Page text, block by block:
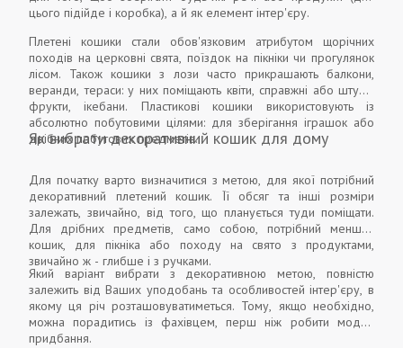
цього підійде і коробка), а й як елемент інтер'єру.
Плетені кошики стали обов'язковим атрибутом щорічних
походів на церковні свята, поїздок на пікніки чи прогулянок
лісом. Також кошики з лози часто прикрашають балкони,
веранди, тераси: у них поміщають квіти, справжні або штучні
фрукти, ікебани. Пластикові кошики використовують із
абсолютно побутовими цілями: для зберігання іграшок або
дрібних побутових предметів.
Як вибрати декоративний кошик для дому
Для початку варто визначитися з метою, для якої потрібний
декоративний плетений кошик. Її обсяг та інші розміри
залежать, звичайно, від того, що планується туди поміщати.
Для дрібних предметів, само собою, потрібний менший
кошик, для пікніка або походу на свято з продуктами,
звичайно ж - глибше і з ручками.
Який варіант вибрати з декоративною метою, повністю
залежить від Ваших уподобань та особливостей інтер'єру, в
якому ця річ розташовуватиметься. Тому, якщо необхідно,
можна порадитись із фахівцем, перш ніж робити модне
придбання.